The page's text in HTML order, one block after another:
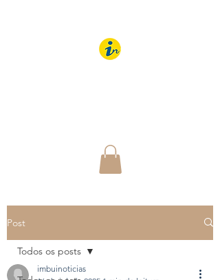
Post
Todos os posts
imbuinoticias